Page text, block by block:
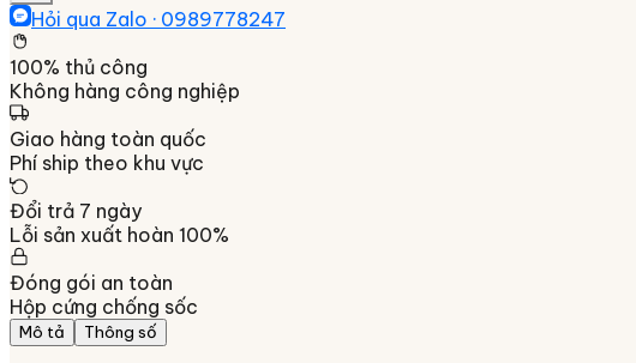
Hỏi qua Zalo · 0989778247
100% thủ công
Không hàng công nghiệp
Giao hàng toàn quốc
Phí ship theo khu vực
Đổi trả 7 ngày
Lỗi sản xuất hoàn 100%
Đóng gói an toàn
Hộp cứng chống sốc
Mô tả Thông số